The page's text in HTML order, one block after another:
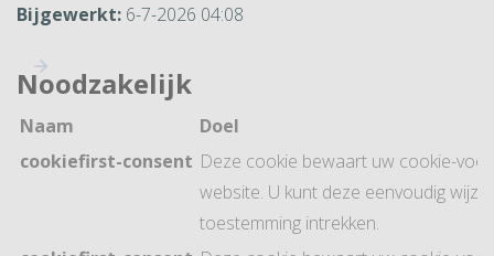
Bijgewerkt: 6-7-2026 04:08
Noodzakelijk
Naam
Doel
cookiefirst-consent Deze cookie bewaart uw cookie-
website. U kunt deze eenvoudig
toestemming intrekken.